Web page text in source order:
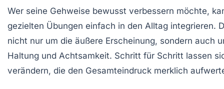
Wer seine Gehweise bewusst verbessern möchte,
gezielten Übungen einfach in den Alltag integrieren.
nicht nur um die äußere Erscheinung, sondern auch
Haltung und Achtsamkeit. Schritt für Schritt lassen
verändern, die den Gesamteindruck merklich